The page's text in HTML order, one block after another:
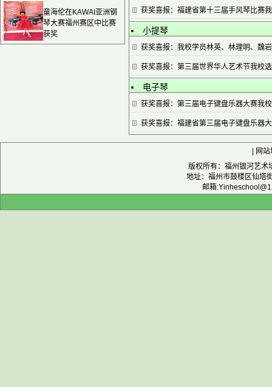
童海伦在KAWAI亚洲钢
琴大赛福州赛区中比赛
获奖
获奖喜报：福建省第十三届手风琴比赛
小提琴
获奖喜报：我校学员林英、林理明、魏
获奖喜报：第三届世界华人艺术节我校
电子琴
获奖喜报：第三届电子键盘乐器大赛我
获奖喜报：福建省第三届电子键盘乐器
网
版权所有：福州银河艺
地址：福州市鼓楼区仙
邮箱